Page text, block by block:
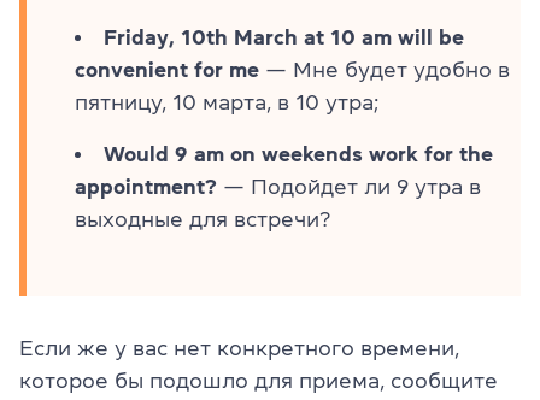
Friday, 10th March at 10 am will be
convenient for me — Мне будет удобно в
пятницу, 10 марта, в 10 утра;
Would 9 am on weekends work for the
appointment? — Подойдет ли 9 утра в
выходные для встречи?
Если же у вас нет конкретного времени,
которое бы подошло для приема, сообщите